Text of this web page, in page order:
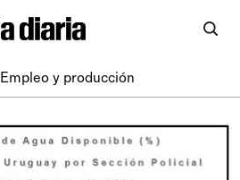
Empleo y producción